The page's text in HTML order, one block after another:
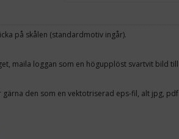
på skålen (standardmotiv ingår).
maila loggan som en högupplöst svartvit bild till
den som en vektotriserad eps-fil, alt jpg, pdf